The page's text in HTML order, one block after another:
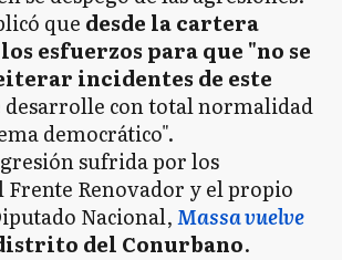
que desde la cartera
esfuerzos para que "no se
incidentes de este
desarrolle con total normalidad
democrático".
sufrida por los
Renovador y el propio
Nacional,Massa vuelve
del Conurbano.